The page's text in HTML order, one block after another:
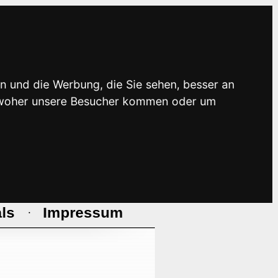
die Werbung, die Sie sehen, besser an
unsere Besucher kommen oder um
· Impressum